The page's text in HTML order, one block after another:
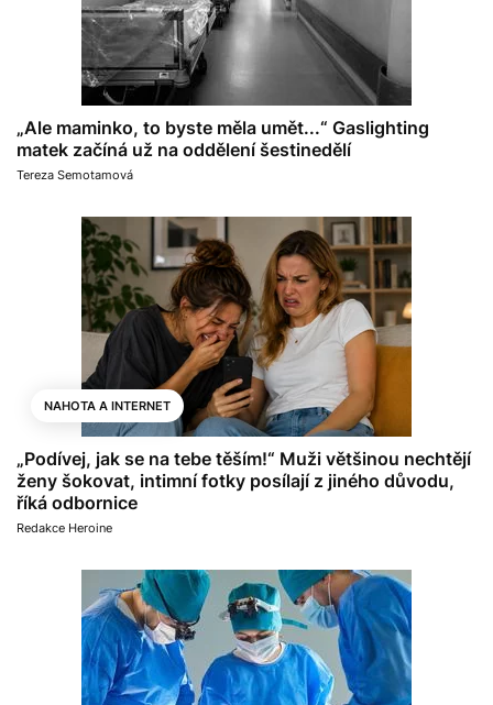
„Ale maminko, to byste měla umět...“ Gaslighting
matek začíná už na oddělení šestinedělí
Tereza Semotamová
NAHOTA A INTERNET
„Podívej, jak se na tebe těším!“ Muži většinou nechtějí
ženy šokovat, intimní fotky posílají z jiného důvodu,
říká odbornice
Redakce Heroine